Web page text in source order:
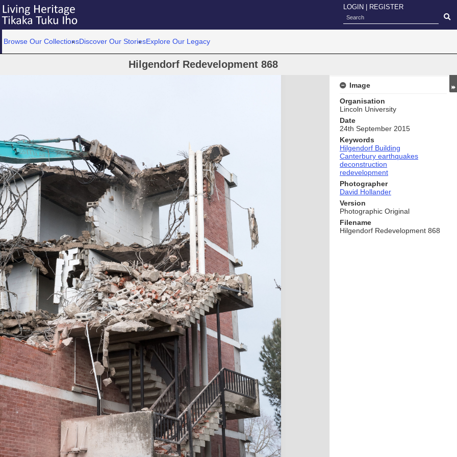
LOGIN REGISTER
Browse Our CollectionsDiscover Our StoriesExplore Our Legacy
Hilgendorf Redevelopment 868
Image
Organisation
Lincoln University
Date
24th September 2015
Keywords
Hilgendorf Building
Canterbury earthquakes
deconstruction
redevelopment
Photographer
David Hollander
Version
Photographic Original
Filename
Hilgendorf Redevelopment 868